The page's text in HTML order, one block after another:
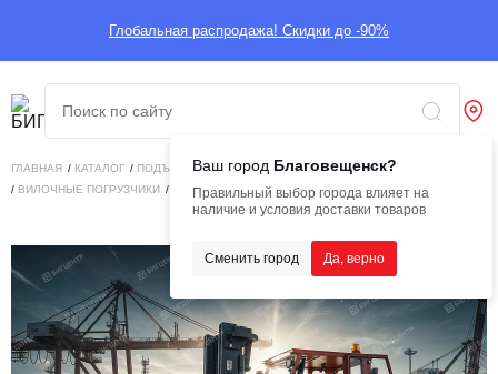
Глобальная распродажа! Скидки до -90%
Ваш город Благовещенск?
Правильный выбор города влияет на
наличие и условия доставки товаров
Сменить город Да, верно
ГЛАВНАЯ / КАТАЛОГ / ПОДЪЕМНАЯ ТЕХНИКА /ВИЛОЧНЫЕ ПОГРУЗЧИКИ
/ ВИЛОЧНЫЕ ПОГРУЗЧИКИ / ВИЛОЧНЫЙ ПОГРУЗЧИК HELIFT CPCD100